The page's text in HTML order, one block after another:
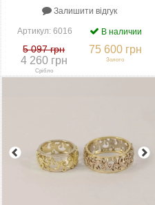
Залишити відгук
Артикул: 6016 В наличии
5 097 грн
4 260 грн
Срібло
75 600 грн
Золото